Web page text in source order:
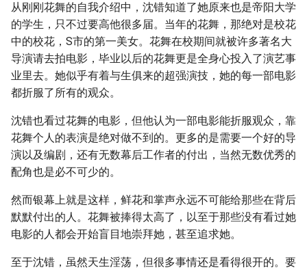
从刚刚花舞的自我介绍中，沈错知道了她原来也是帝阳大学
的学生，只不过要高他很多届。当年的花舞，那绝对是校花
中的校花，S市的第一美女。花舞在校期间就被许多著名大
导演请去拍电影，毕业以后的花舞更是全身心投入了演艺事
业里去。她似乎有着与生俱来的超强演技，她的每一部电影
都折服了所有的观众。
沈错也看过花舞的电影，但他认为一部电影能折服观众，靠
花舞个人的表演是绝对做不到的。更多的是需要一个好的导
演以及编剧，还有无数幕后工作者的付出，当然无数优秀的
配角也是必不可少的。
然而银幕上就是这样，鲜花和掌声永远不可能给那些在背后
默默付出的人。花舞被捧得太高了，以至于那些没有看过她
电影的人都会开始盲目地崇拜她，甚至追求她。
至于沈错，虽然天生淫荡，但很多事情还是看得很开的。要